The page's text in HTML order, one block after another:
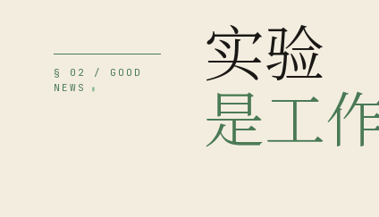
§ 02 / GOOD
NEWS
实验
是工